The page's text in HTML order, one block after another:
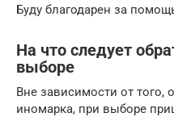
Буду благодарен за
На что следует
выборе
Вне зависимости от того,
иномарка, при выборе